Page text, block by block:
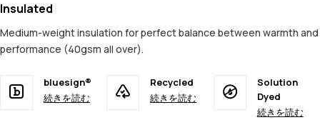
Insulated
Medium-weight insulation for perfect balance between warmth and
performance (40gsm all over).
bluesign®
続きを読む
Recycled
続きを読む
Solution
Dyed
続きを読む